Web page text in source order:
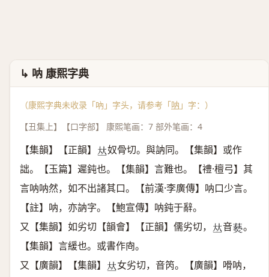
↳ 呐 康熙字典
（康熙字典未收录「吶」字头，请参考「呐 」字：）
【丑集上】【口字部】 康熙笔画：7 部外笔画：4
【集韻】【正韻】 𠀤奴骨切。與訥同。【集韻】或作
詘。【玉篇】遲鈍也。【集韻】言難也。【禮·檀弓】其
言呐呐然，如不出諸其口。【前漢·李廣傳】呐口少言。
【註】呐，亦訥字。【鮑宣傳】呐鈍于辭。
又【集韻】如劣切【韻會】【正韻】儒劣切， 𠀤音𤑔 。
【集韻】言緩也。或書作㕯。
又【廣韻】【集韻】 𠀤女劣切，音笍。【廣韻】嗗呐，